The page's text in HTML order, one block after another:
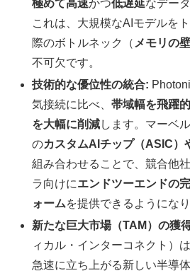
極めて高速かつ低遅延なデー
これは、大規模なAIモデルを
際のボトルネック（ メモリの壁
不可欠です。
技術的な優位性の統合:
気接続に比べ、帯域幅を飛躍
を大幅に削減します。マーベ
のカスタムAIチップ（ASIC）
組み合わせることで、競合他
ラ向けにエンドツーエンドの
ォームを提供できるようになり
新たな巨大市場（TAM）の獲
ィカル・インターコネクト）
急速に立ち上がる新しい半導